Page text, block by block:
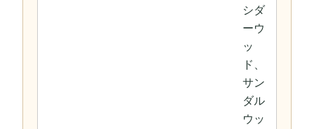
シダ
ーウ
ッ
ド、
サン
ダル
ウッ